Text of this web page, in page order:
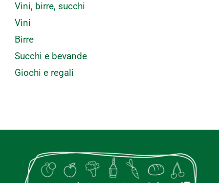
Vini, birre, succhi
Vini
Birre
Succhi e bevande
Giochi e regali